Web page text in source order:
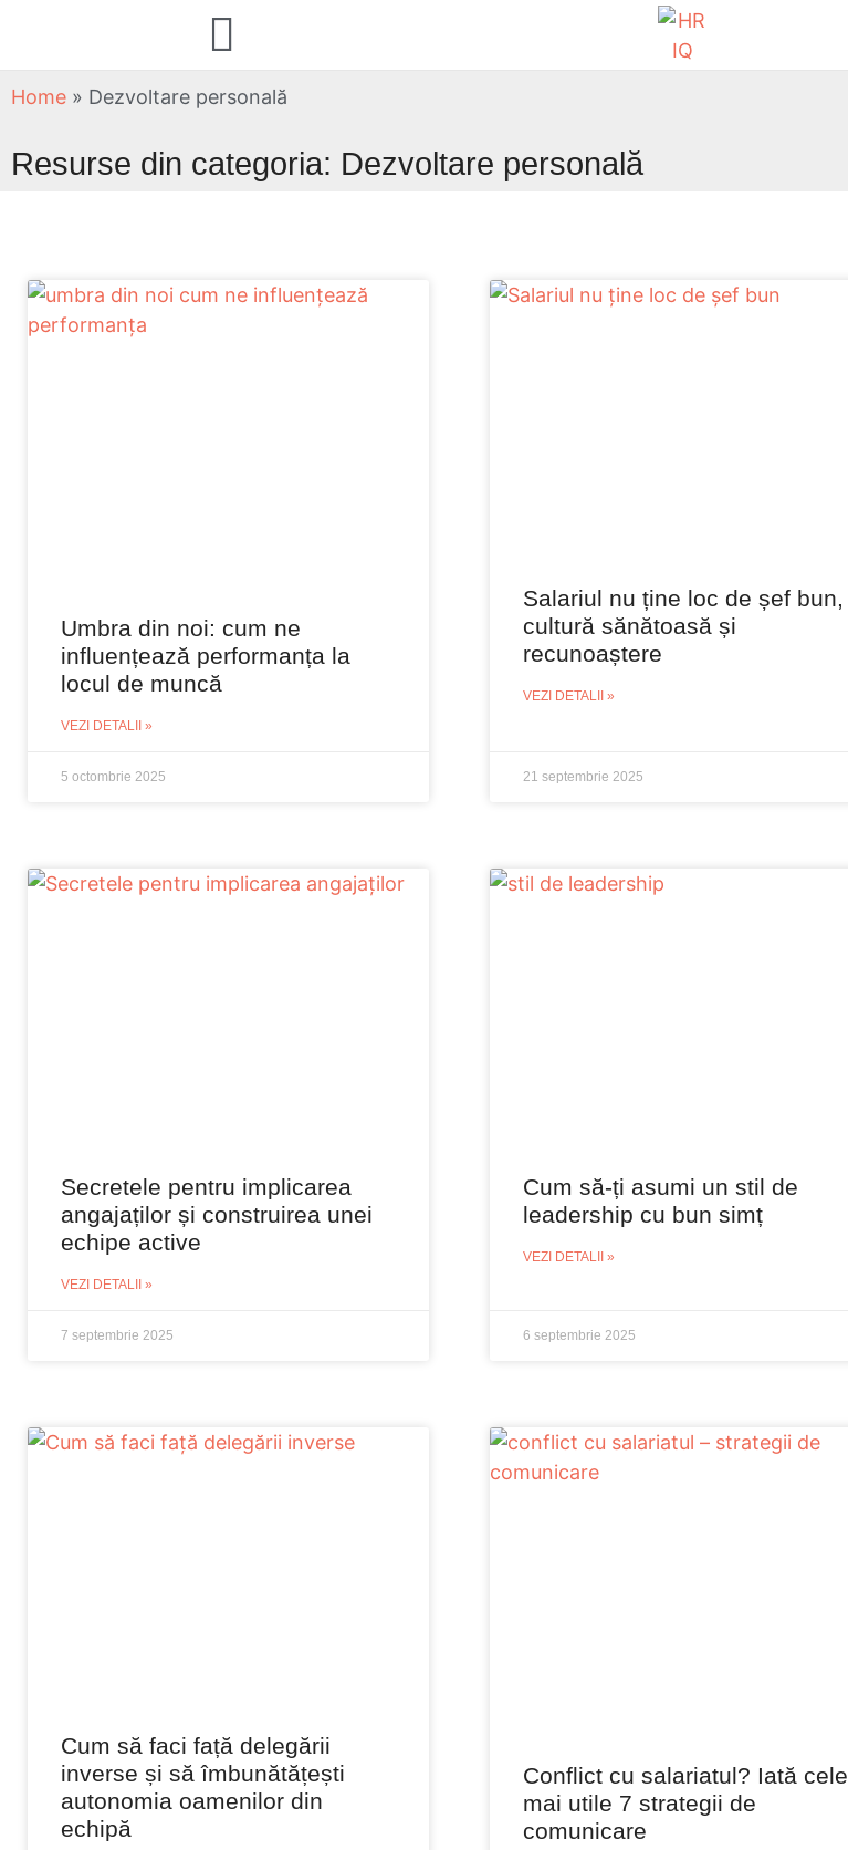
Home » Dezvoltare personală
Resurse din categoria: Dezvoltare personală
Umbra din noi: cum ne
influențează performanța la
locul de muncă
VEZI DETALII »
5 octombrie 2025
Salariul nu ține loc de șef bun,
cultură sănătoasă și
recunoaștere
VEZI DETALII »
21 septembrie 2025
Secretele pentru implicarea
angajaților și construirea unei
echipe active
VEZI DETALII »
7 septembrie 2025
Cum să-ți asumi un stil de
leadership cu bun simț
VEZI DETALII »
6 septembrie 2025
Cum să faci față delegării
inverse și să îmbunătățești
autonomia oamenilor din
echipă
Conflict cu salariatul? Iată cele
mai utile 7 strategii de
comunicare